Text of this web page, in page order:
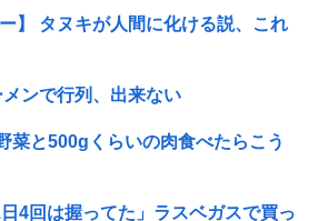
】 タヌキが人間に化ける説、これ
メンで行列、出来ない
菜と500gくらいの肉食べたらこう
日4回は握ってた」ラスベガスで買っ